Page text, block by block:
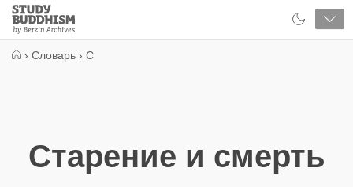
Close
Study
Buddhism
› Словарь › С
Старение и смерть